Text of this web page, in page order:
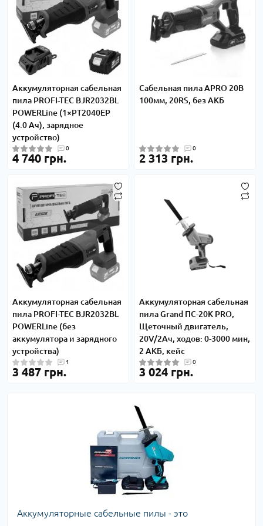
Аккумуляторная сабельная
пила PROFI-TEC BJR2032BL
POWERLine (1×PT2040EP
(4.0 Ач), зарядное
устройство)
0
4 740 грн.
Сабельная пила APRO 20В
100мм, 20RS, без АКБ
0
2 313 грн.
Аккумуляторная сабельная
пила PROFI-TEC BJR2032BL
POWERLine (без
аккумулятора и зарядного
устройства)
1
3 487 грн.
Аккумуляторная сабельная
пила Grand ПС-20К PRO,
Щеточный двигатель,
20V/2Ач, ходов: 0-3000 мин,
2 АКБ, кейс
0
3 024 грн.
Аккумуляторные сабельные пилы - это